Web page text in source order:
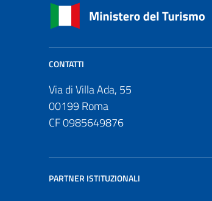
CONTATTI
Via di Villa Ada, 55
00199 Roma
CF 0985649876
PARTNER ISTITUZIONALI